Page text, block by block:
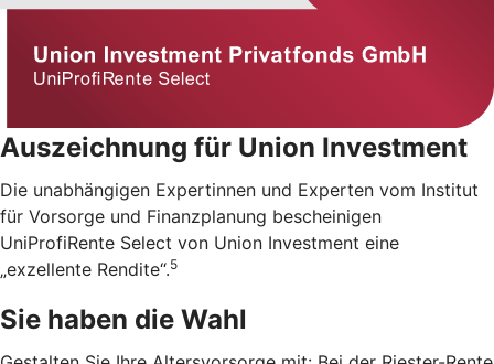
Auszeichnung für Union Investment
Die unabhängigen Expertinnen und Experten vom Institut
für Vorsorge und Finanzplanung bescheinigen
UniProfiRente Select von Union Investment eine
„exzellente Rendite“.5
Sie haben die Wahl